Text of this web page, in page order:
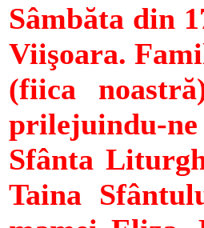
Sâmbăta din
Viişoara.
(fiica
prilejuindu-
Sfânta
Taina